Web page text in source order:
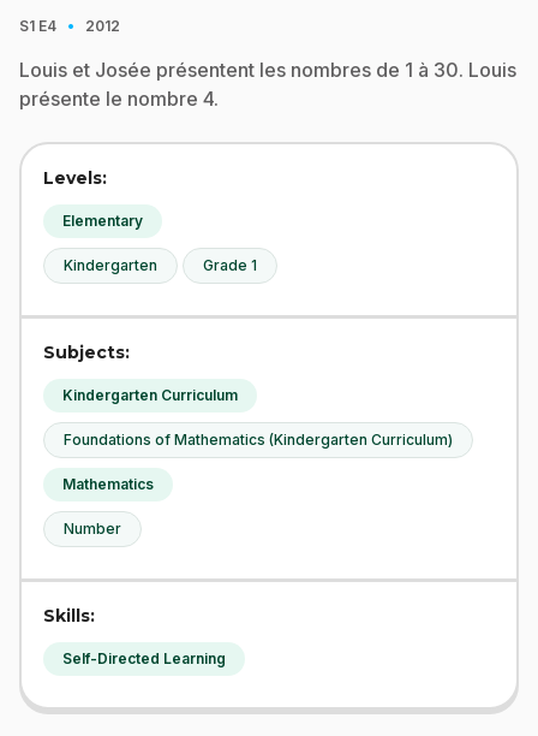
S1 E4 · 2012
Louis et Josée présentent les nombres de 1 à 30. Louis
présente le nombre 4.
Levels:
Elementary
Kindergarten Grade 1
Subjects:
Kindergarten Curriculum
Foundations of Mathematics (Kindergarten Curriculum)
Mathematics
Number
Skills:
Self-Directed Learning